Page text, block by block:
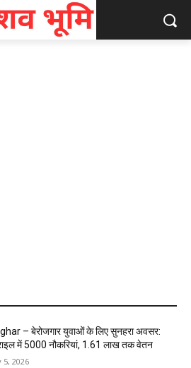
– बेरोजगार युवाओं के लिए सुनहरा अवसर:
में 5000 नौकरियां, ₹1.61 लाख तक वेतन
5, 2026